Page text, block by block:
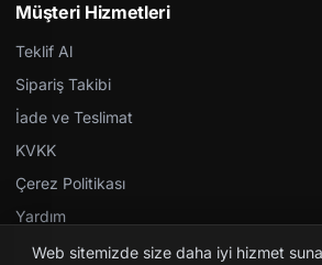
Müşteri Hizmetleri
Teklif Al
Sipariş Takibi
İade ve Teslimat
KVKK
Çerez Politikası
Yardım
Web sitemizde size daha iyi hizmet